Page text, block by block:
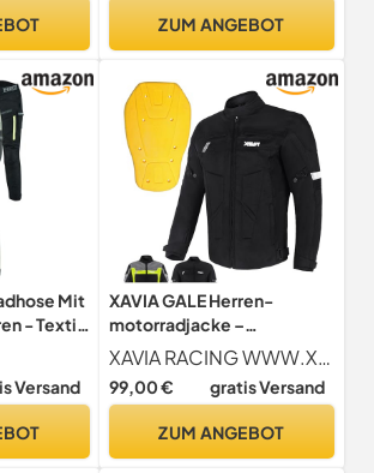
ZUM ANGEBOT
Mit
- Textil
Schutz
1) -
Versand
XAVIA GALE Herren-
motorradjacke –
Wasserdichte Und
Belüftete Motorradjacke
Mit Schutzstufe 2 | Für Alle
XAVIA RACING WWW.XAVIARACING.IT
99,00 € gratis Versand
ZUM ANGEBOT